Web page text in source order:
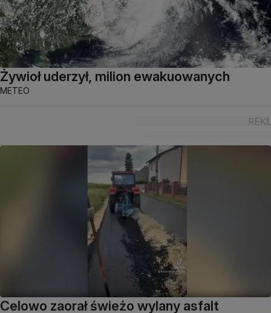
Żywioł uderzył, milion ewakuowanych
METEO
Celowo zaorał świeżo wylany asfalt